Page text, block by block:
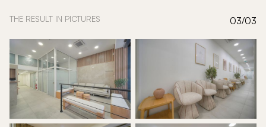
THE RESULT IN PICTURES 03/03